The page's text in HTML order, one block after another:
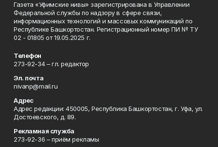
Газета «Уфимские нивы» зарегистрирована в Управлении
Федеральной службы по надзору в сфере связи,
информационных технологий и массовых коммуникаций по
Республике Башкортостан. Регистрационный номер ПИ № ТУ
02 - 01805 от 19.05.2025 г.
Телефон
273-92-34 – гл. редактор
Эл. почта
nivanp@mail.ru
Адрес
Адрес редакции: 450005, Республика Башкортостан, г. Уфа, ул.
Достоевского, д. 89.
Рекламная служба
273-92-36 – приём рекламы